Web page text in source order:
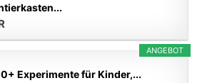
ANGEBOT
Experimente für Kinder,...